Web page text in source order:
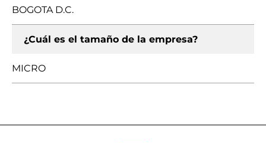
BOGOTA D.C.
¿Cuál es el tamaño de la empresa?
MICRO